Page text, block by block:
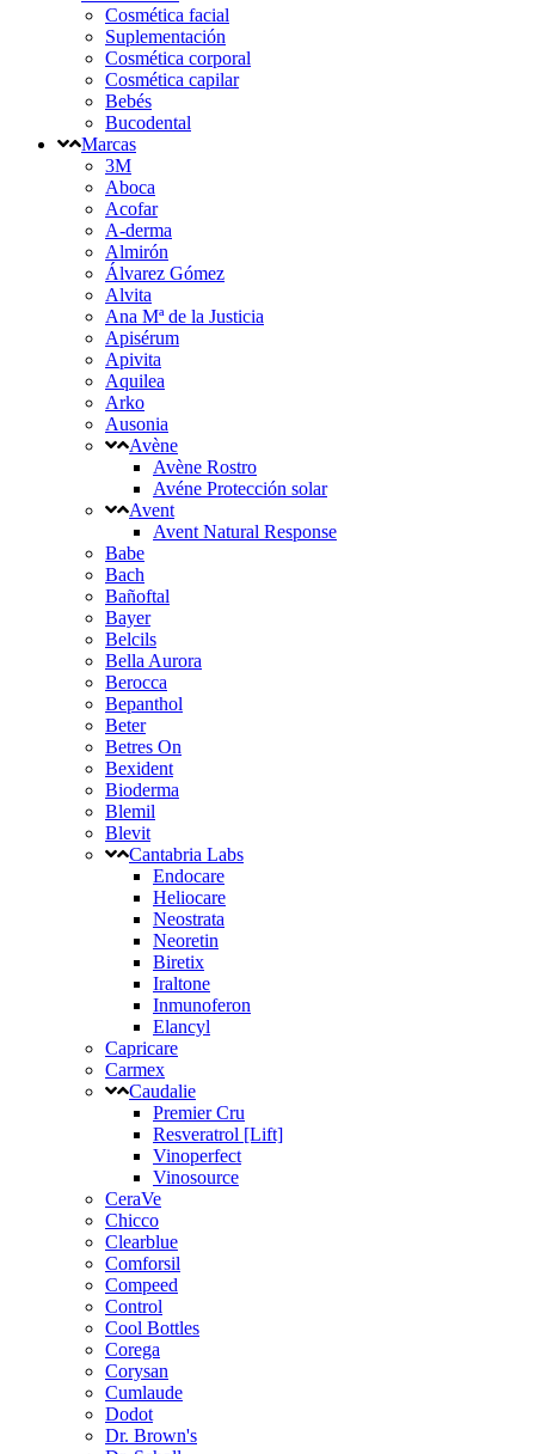
Cosmética facial
Suplementación
Cosmética corporal
Cosmética capilar
Bebés
Bucodental
Marcas
3M
Aboca
Acofar
A-derma
Almirón
Álvarez Gómez
Alvita
Ana Mª de la Justicia
Apisérum
Apivita
Aquilea
Arko
Ausonia
Avène
Avène Rostro
Avéne Protección solar
Avent
Avent Natural Response
Babe
Bach
Bañoftal
Bayer
Belcils
Bella Aurora
Berocca
Bepanthol
Beter
Betres On
Bexident
Bioderma
Blemil
Blevit
Cantabria Labs
Endocare
Heliocare
Neostrata
Neoretin
Biretix
Iraltone
Inmunoferon
Elancyl
Capricare
Carmex
Caudalie
Premier Cru
Resveratrol [Lift]
Vinoperfect
Vinosource
CeraVe
Chicco
Clearblue
Comforsil
Compeed
Control
Cool Bottles
Corega
Corysan
Cumlaude
Dodot
Dr. Brown's